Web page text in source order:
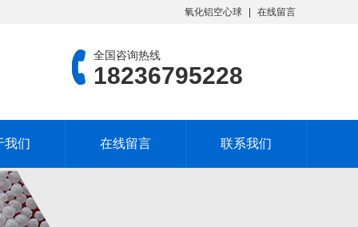
氧化铝空心球 在线留言
全国咨询热线
18236795228
我们 在线留言 联系我们